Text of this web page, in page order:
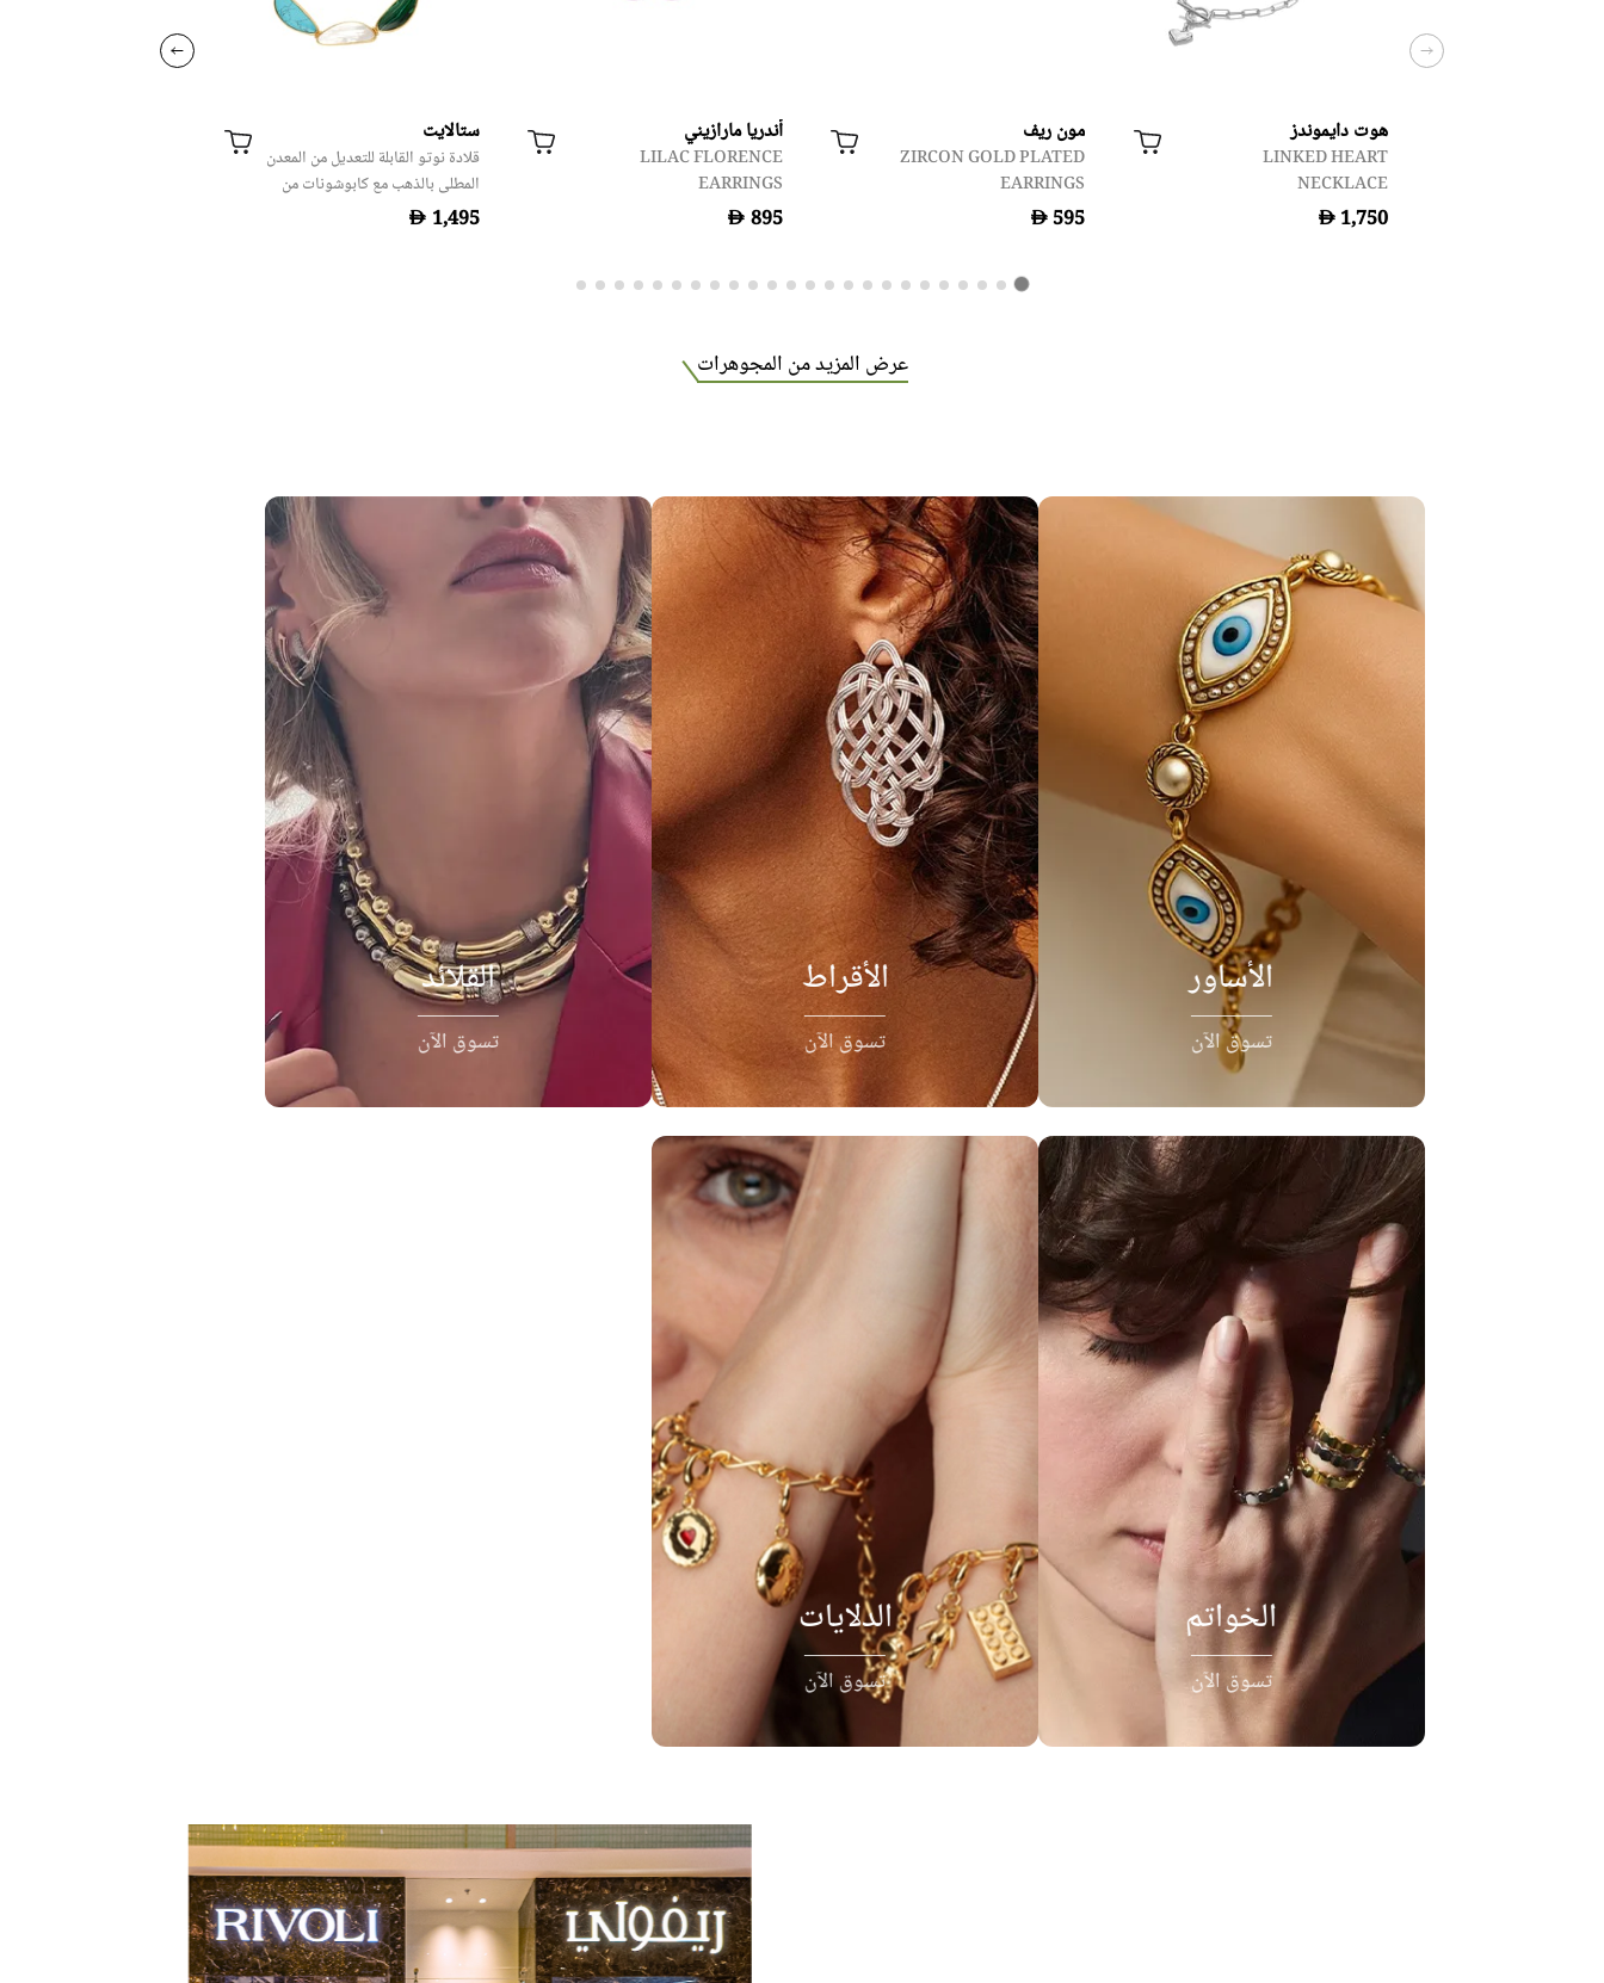
هوت دايموندز
LINKED HEART
NECKLACE
D
مون ريف
ZIRCON GOLD PLATED
EARRINGS
D
أندريا مارازيني
LILAC FLORENCE
EARRINGS
D ‏895
ستالايت
قلادة نوتو القابلة للتعديل من المعدن
المطلي بالذهب مع كابوشونات من
الأحجار الكريمة - أخضر
D ‏1,495
عرض المزيد من المجوهرات
الأساور
تسوق الآن
الأقراط
تسوق الآن
القلائد
تسوق الآن
الخواتم
تسوق الآن
الدلايات
تسوق الآن